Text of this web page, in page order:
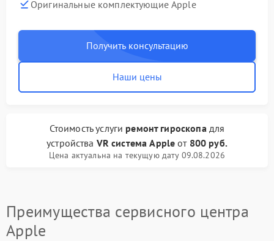
Оригинальные комплектующие Apple
Получить консультацию
Наши цены
Стоимость услуги ремонт гироскопадля
устройства VR система Apple от 800 руб.
Цена актуальна на текущую дату 09.08.2026
Преимущества сервисного центра
Apple